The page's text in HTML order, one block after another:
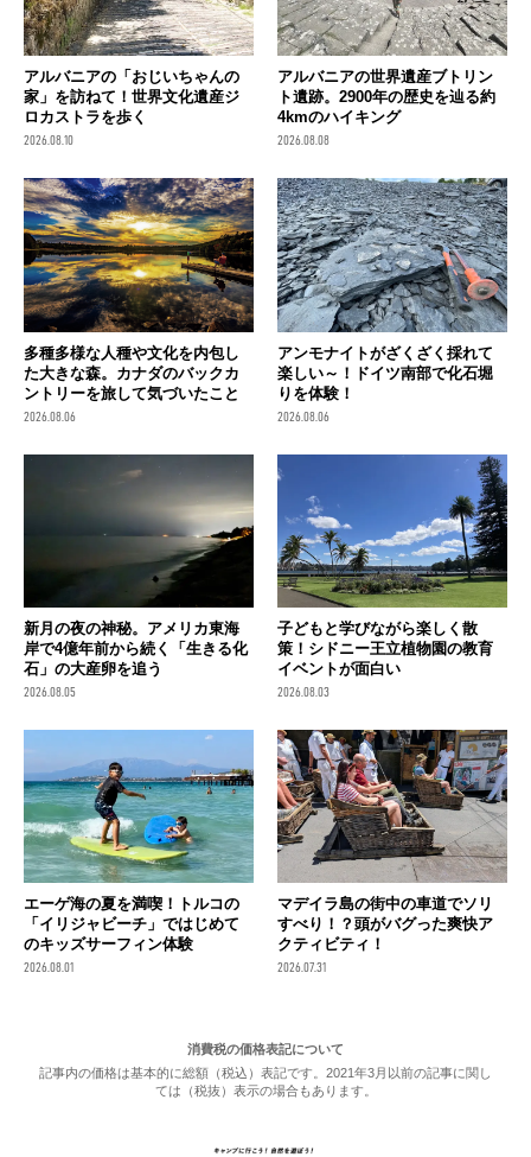
アルバニアの「おじいちゃんの
家」を訪ねて！世界文化遺産ジ
ロカストラを歩く
2026.08.10
アルバニアの世界遺産ブトリン
ト遺跡。2900年の歴史を辿る約
4kmのハイキング
2026.08.08
多種多様な人種や文化を内包し
た大きな森。カナダのバックカ
ントリーを旅して気づいたこと
2026.08.06
アンモナイトがざくざく採れて
楽しい～！ドイツ南部で化石堀
りを体験！
2026.08.06
新月の夜の神秘。アメリカ東海
岸で4億年前から続く「生きる化
石」の大産卵を追う
2026.08.05
子どもと学びながら楽しく散
策！シドニー王立植物園の教育
イベントが面白い
2026.08.03
エーゲ海の夏を満喫！トルコの
「イリジャビーチ」ではじめて
のキッズサーフィン体験
2026.08.01
マデイラ島の街中の車道でソリ
すべり！？頭がバグった爽快ア
クティビティ！
2026.07.31
消費税の価格表記について
記事内の価格は基本的に総額（税込）表記です。2021年3月以前の記事に関し
ては（税抜）表示の場合もあります。